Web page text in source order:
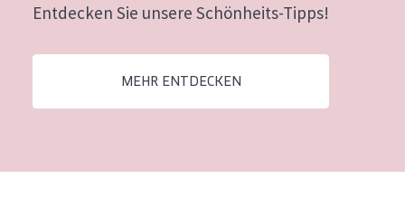
Entdecken Sie unsere Schönheits-Tipps!
MEHR ENTDECKEN